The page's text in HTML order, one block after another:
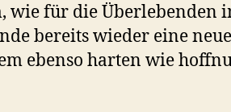
wie für die Überlebenden
bereits wieder eine
ebenso harten wie